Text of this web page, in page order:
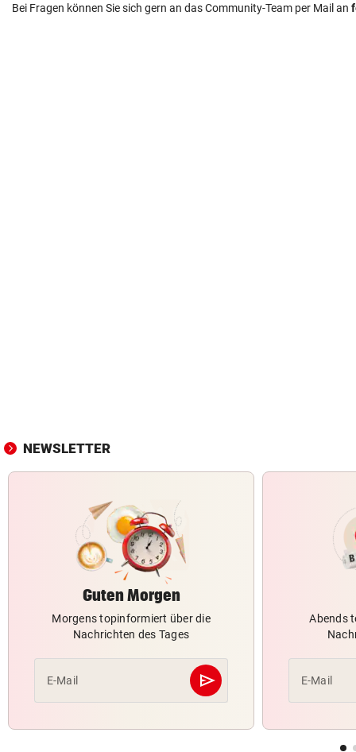
Bei Fragen können Sie sich gern an das Community-Team per Mail an
NEWSLETTER
Guten Morgen
Morgens topinformiert über die
Nachrichten des Tages
E-Mail send
Abschicken
Abends
E-Mail